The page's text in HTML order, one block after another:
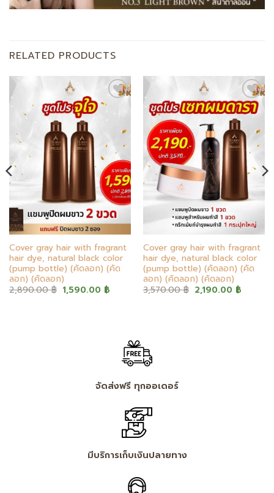
RELATED PRODUCTS
Add to
Cover gray hair with fragrant
hair dye, natural black color
(pump bottle) (คัดลอก) (คัด
ลอก) (คัดลอก)
2,890.00฿ Original
price
1,590.00 ฿Current
Add to
wishlist
Cover gray hair with fragrant
hair dye, natural black color
(pump bottle) (คัดลอก) (คัด
ลอก) (คัดลอก) (คัดลอก)
3,570.00฿ Original
price
2,190.00 ฿Current
จัดส่งฟรี ทุกออเดอร์
มีบริการเก็บเงินปลายทาง